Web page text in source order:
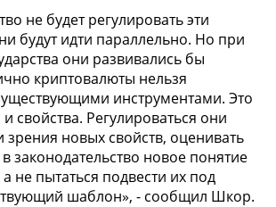
не будет регулировать эти
будут идти параллельно. Но при
они развивались бы
криптовалюты нельзя
инструментами. Это
свойства. Регулироваться они
зрения новых свойств, оценивать
законодательство новое понятие
не пытаться подвести их под
шаблон», - сообщил Шкор.